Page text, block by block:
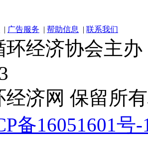
| 广告服务 | 帮助信息 | 联系我们
环经济协会主办
经济网 保留所
备16051601号-